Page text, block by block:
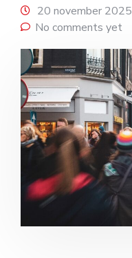
20 november 2025
No comments yet